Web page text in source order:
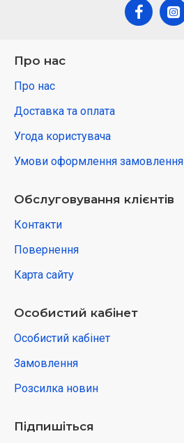
Про нас
Про нас
Доставка та оплата
Угода користувача
Умови оформлення замовлення
Обслуговування клієнтів
Контакти
Повернення
Карта сайту
Особистий кабінет
Особистий кабінет
Замовлення
Розсилка новин
Підпишіться